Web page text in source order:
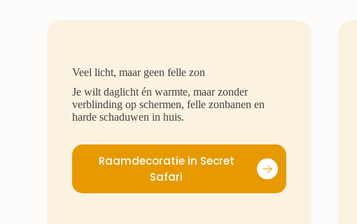
Veel licht, maar geen felle zon
Je wilt daglicht én warmte, maar zonder
verblinding op schermen, felle zonbanen en
harde schaduwen in huis.
Raamdecoratie in Secret
Safari